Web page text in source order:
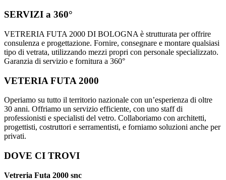
SERVIZI a 360°
VETRERIA FUTA 2000 DI BOLOGNA è strutturata per offrire
consulenza e progettazione. Fornire, consegnare e montare qualsiasi
tipo di vetrata, utilizzando mezzi propri con personale specializzato.
Garanzia di servizio e fornitura a 360°
VETERIA FUTA 2000
Operiamo su tutto il territorio nazionale con un’esperienza di oltre
30 anni. Offriamo un servizio efficiente, con uno staff di
professionisti e specialisti del vetro. Collaboriamo con architetti,
progettisti, costruttori e serramentisti, e forniamo soluzioni anche per
privati.
DOVE CI TROVI
Vetreria Futa 2000 snc